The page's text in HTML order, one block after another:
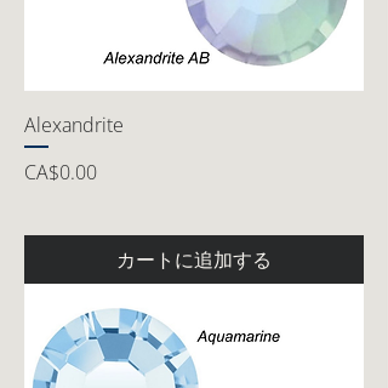
Alexandrite
価格
CA$0.00
カートに追加する